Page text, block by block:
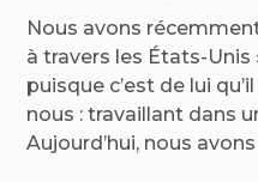
Nous avons
à travers les États-Unis
puisque c’est de lui
nous : travaillant dans
Aujourd’hui, nous